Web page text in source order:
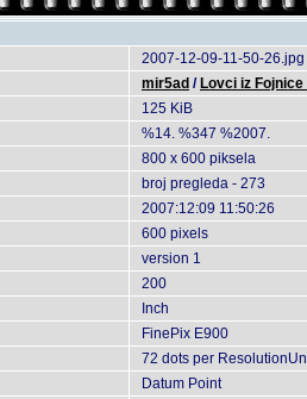
2007-12-09-11-50-26.jpg
mir5ad / Lovci iz
125 KiB
%14. %347 %2007.
800 x 600 piksela
broj pregleda - 273
2007:12:09 11:50:26
600 pixels
version 1
200
Inch
FinePix E900
72 dots per
Datum Point